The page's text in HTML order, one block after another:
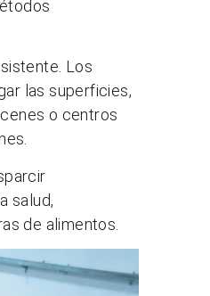
Los
las superficies,
o centros
salud,
de alimentos.